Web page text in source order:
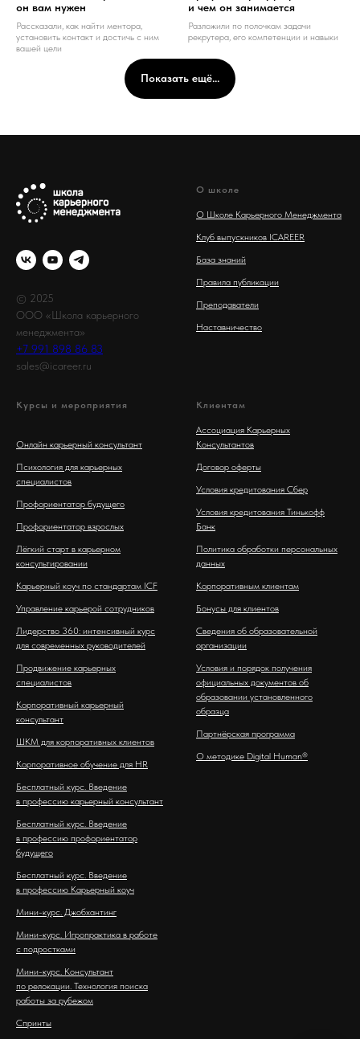
он вам нужен
Рассказали, как найти ментора,
установить контакт и достичь с ним
вашей цели
и чем он занимается
Разложили по полочкам задачи
рекрутера, его компетенции и навыки
Показать ещё...
© 2025
ООО «Школа карьерного
менеджмента»
+7 991 898 86 83
sales@icareer.ru
О школе
О Школе Карьерного Менеджмента
Клуб выпускников ICAREER
База знаний
Правила публикации
Преподаватели
Наставничество
Курсы и мероприятия
Онлайн карьерный консультант
Психология для карьерных
специалистов
Профориентатор будущего
Профориентатор взрослых
Лёгкий старт в карьерном
консультировании
Карьерный коуч по стандартам ICF
Управление карьерой сотрудников
Лидерство 360: интенсивный курс
для современных руководителей
Продвижение карьерных
специалистов
Корпоративный карьерный
консультант
ШКМ для корпоративных клиентов
Корпоративное обучение для HR
Бесплатный курс. Введение
в профессию карьерный консультант
Бесплатный курс. Введение
в профессию профориентатор
будущего
Бесплатный курс. Введение
в профессию Карьерный коуч
Мини-курс. Джобхантинг
Мини-курс. Игропрактика в работе
с подростками
Мини-курс. Консультант
по релокации. Технология поиска
работы за рубежом
Спринты
Клиентам
Ассоциация Карьерных
Консультантов
Договор оферты
Условия кредитования Сбер
Условия кредитования Тинькофф
Банк
Политика обработки персональных
данных
Корпоративным клиентам
Бонусы для клиентов
Сведения об образовательной
организации
Условия и порядок получения
официальных документов об
образовании установленного
образца
Партнёрская программа
О методике Digital Human®